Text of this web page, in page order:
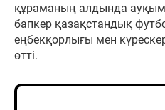
құраманың алдында
бапкер қазақстандық
еңбекқорлығы мен
өтті.